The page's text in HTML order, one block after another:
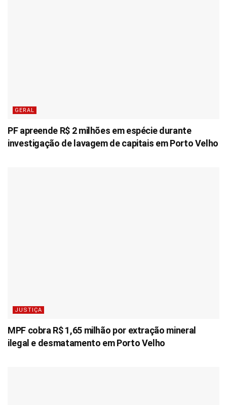
GERAL
PF apreende R$ 2 milhões em espécie durante
investigação de lavagem de capitais em Porto Velho
JUSTIÇA
MPF cobra R$ 1,65 milhão por extração mineral
ilegal e desmatamento em Porto Velho